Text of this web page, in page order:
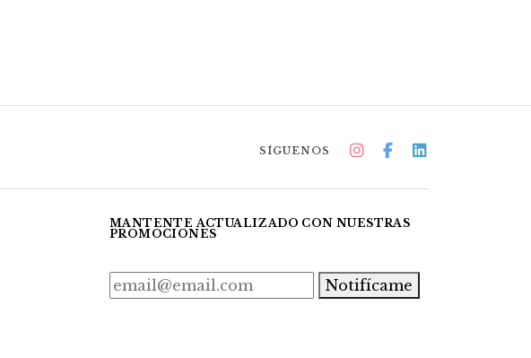
SÍGUENOS
MANTENTE ACTUALIZADO CON NUESTRAS
PROMOCIONES
Notifícame